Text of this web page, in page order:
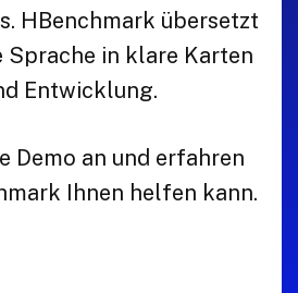
HBenchmark übersetzt
Sprache in klare Karten
Entwicklung.
Demo an und erfahren
Ihnen helfen kann.